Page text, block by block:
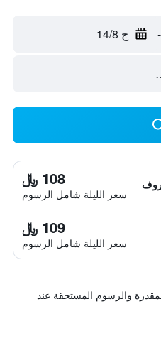
- ج 14/8
108 ﷼
سعر الليلة شامل الرسوم
109 ﷼
سعر الليلة شامل الرسوم
والرسوم المستحقة عند